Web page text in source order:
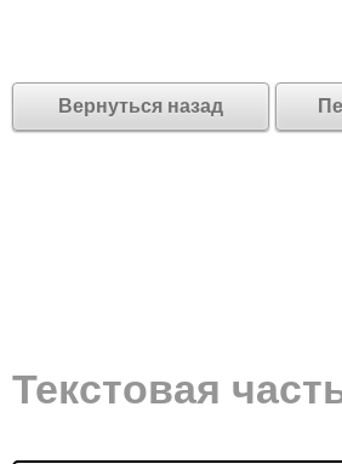
Вернуться назад
Текстовая